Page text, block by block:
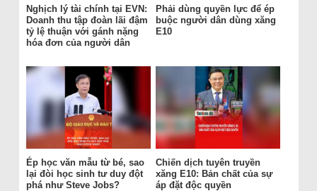
Nghịch lý tài chính tại EVN:
Doanh thu tập đoàn lãi đậm
tỷ lệ thuận với gánh nặng
hóa đơn của người dân
Phải dùng quyền lực để ép
buộc người dân dùng xăng
E10
Ép học văn mẫu từ bé, sao
lại đòi học sinh tư duy đột
phá như Steve Jobs?
Chiến dịch tuyên truyền
xăng E10: Bản chất của sự
áp đặt độc quyền